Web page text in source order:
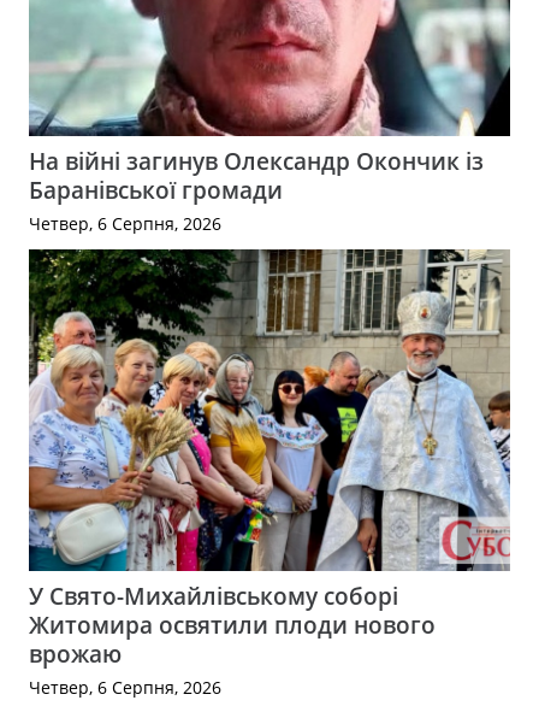
На війні загинув Олександр Окончик із
Баранівської громади
Четвер, 6 Серпня, 2026
У Свято-Михайлівському соборі
Житомира освятили плоди нового
врожаю
Четвер, 6 Серпня, 2026